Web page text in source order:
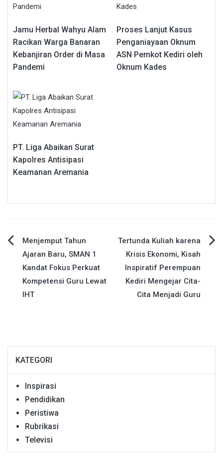
Jamu Herbal Wahyu Alam
Racikan Warga Banaran
Kebanjiran Order di Masa
Pandemi
Proses Lanjut Kasus
Penganiayaan Oknum
ASN Pemkot Kediri oleh
Oknum Kades
PT. Liga Abaikan Surat
Kapolres Antisipasi
Keamanan Aremania
Navigasi
pos
Menjemput Tahun
Ajaran Baru, SMAN 1
Kandat Fokus Perkuat
Kompetensi Guru Lewat
IHT
Tertunda Kuliah karena
Krisis Ekonomi, Kisah
Inspiratif Perempuan
Kediri Mengejar Cita-
Cita Menjadi Guru
KATEGORI
Inspirasi
Pendidikan
Peristiwa
Rubrikasi
Televisi